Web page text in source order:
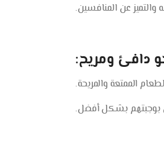
عن المنافسين.
دافئ ومريح:
الممتعة والمريحة.
بوجبتهم بشكل أفضل.